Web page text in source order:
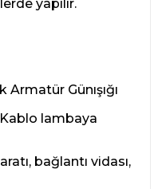
yapılır.
Günışığı
lambaya
bağlantı vidası,